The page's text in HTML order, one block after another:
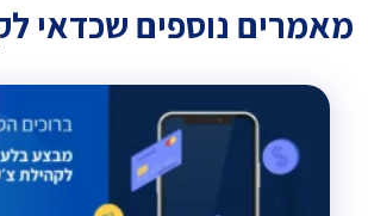
מאמרים נוספים שכדאי